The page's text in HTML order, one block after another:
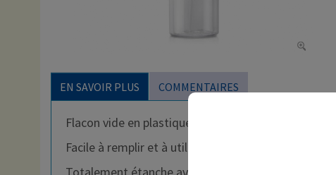
EN SAVOIR PLUS COMMENTAIRES
Flacon vide en plastique de 50ml avec pompe spray,
Facile à remplir et à utiliser, il est idéal pour les